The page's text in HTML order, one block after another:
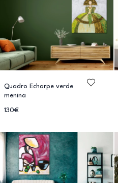
Quadro Echarpe verde
menina
130€